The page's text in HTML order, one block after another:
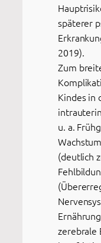
späterer
2019).
Zum
Kindes in
u. a.
(deutlich
zerebrale